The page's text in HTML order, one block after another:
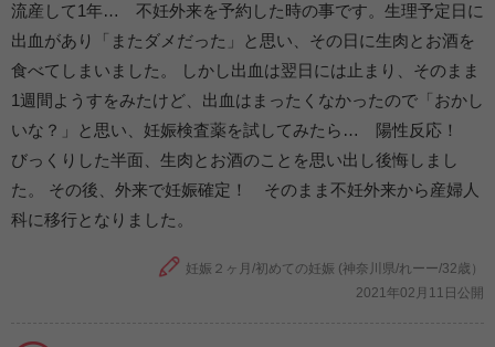
流産して1年… 不妊外来を予約した時の事です。生理予定日に
出血があり「またダメだった」と思い、その日に生肉とお酒を
食べてしまいました。 しかし出血は翌日には止まり、そのまま
1週間ようすをみたけど、出血はまったくなかったので「おかし
いな？」と思い、妊娠検査薬を試してみたら… 陽性反応！
びっくりした半面、生肉とお酒のことを思い出し後悔しまし
た。 その後、外来で妊娠確定！ そのまま不妊外来から産婦人
科に移行となりました。
妊娠２ヶ月/初めての妊娠 (神奈川県/れーー/32歳）
2021年02月11日公開